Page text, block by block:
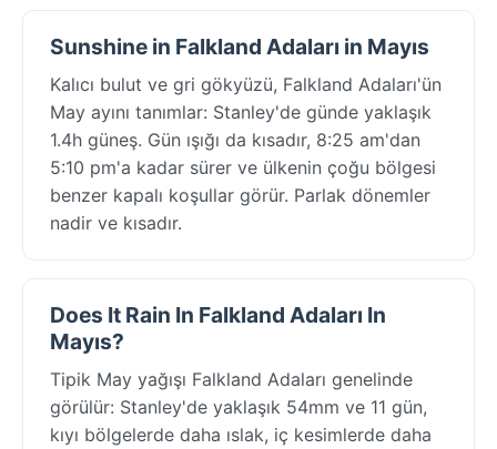
Sunshine in Falkland Adaları in Mayıs
Kalıcı bulut ve gri gökyüzü, Falkland Adaları'ün
May ayını tanımlar: Stanley'de günde yaklaşık
1.4h güneş. Gün ışığı da kısadır, 8:25 am'dan
5:10 pm'a kadar sürer ve ülkenin çoğu bölgesi
benzer kapalı koşullar görür. Parlak dönemler
nadir ve kısadır.
Does It Rain In Falkland Adaları In
Mayıs?
Tipik May yağışı Falkland Adaları genelinde
görülür: Stanley'de yaklaşık 54mm ve 11 gün,
kıyı bölgelerde daha ıslak, iç kesimlerde daha